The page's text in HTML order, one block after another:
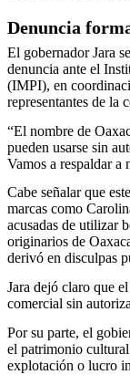
Denuncia
El gobernador Jara
denuncia ante el
(IMPI), en
representantes de la
“El nombre de
pueden usarse sin
Vamos a respaldar a
Cabe señalar que
marcas como
acusadas de utilizar
originarios de
derivó en disculpas
Jara dejó claro que
comercial sin
Por su parte, el
el patrimonio
explotación o lucro